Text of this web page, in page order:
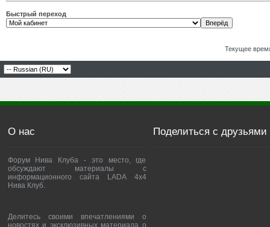
Быстрый переход
Текущее
О нас
Форум Нива Клуба - это место, где
обсуждают материалы с
информационного сайта LADA 4x4
Нива Клуб.
Делитесь своими впечатлениями о
новостях и эксклюзивных материала о
Поделиться с друзьями